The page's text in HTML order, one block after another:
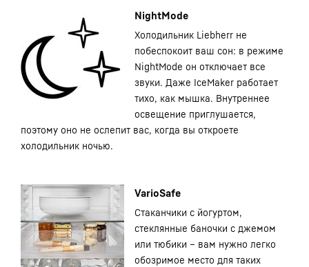
NightMode
Холодильник Liebherr не
побеспокоит ваш сон: в режиме
NightMode он отключает все
звуки. Даже IceMaker работает
тихо, как мышка. Внутреннее
освещение приглушается,
поэтому оно не ослепит вас, когда вы откроете
холодильник ночью.
VarioSafe
Стаканчики с йогуртом,
стеклянные баночки с джемом
или тюбики – вам нужно легко
обозримое место для таких